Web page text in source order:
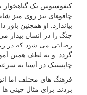
کنفوسیوس یک گیاهخوار
چاقوهای تیز روی میز
بیاندازد. او همچنین
جنگ را در انسان بیدار
رضایتی می شود که در
گردد. و به لطف همین
چاپستیک در آسیا به
فرهنگ های مختلف اما
بردند. برای مثال چینی